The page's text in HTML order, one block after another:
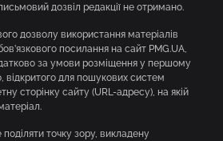
дозвіл редакції не отримано.
дозволу використання матеріалів
посилання на сайт PMG.UA,
за умови розміщення у першому
відкритого для пошукових систем
сторінку сайту (URL-адресу), на якій
точку зору, викладену